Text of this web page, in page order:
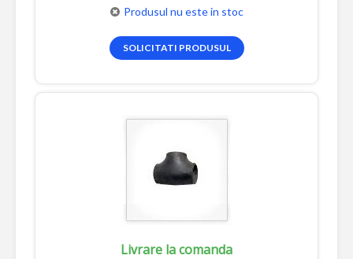
Produsul nu este in stoc
SOLICITATI PRODUSUL
Livrare la comanda